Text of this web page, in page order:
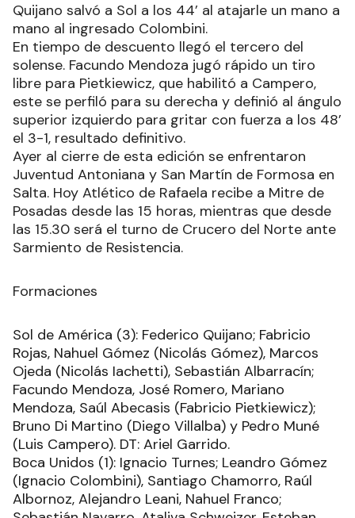
Quijano salvó a Sol a los 44’ al atajarle un mano a
mano al ingresado Colombini.
En tiempo de descuento llegó el tercero del
solense. Facundo Mendoza jugó rápido un tiro
libre para Pietkiewicz, que habilitó a Campero,
este se perfiló para su derecha y definió al ángulo
superior izquierdo para gritar con fuerza a los 48’
el 3-1, resultado definitivo.
Ayer al cierre de esta edición se enfrentaron
Juventud Antoniana y San Martín de Formosa en
Salta. Hoy Atlético de Rafaela recibe a Mitre de
Posadas desde las 15 horas, mientras que desde
las 15.30 será el turno de Crucero del Norte ante
Sarmiento de Resistencia.
Formaciones
Sol de América (3): Federico Quijano; Fabricio
Rojas, Nahuel Gómez (Nicolás Gómez), Marcos
Ojeda (Nicolás Iachetti), Sebastián Albarracín;
Facundo Mendoza, José Romero, Mariano
Mendoza, Saúl Abecasis (Fabricio Pietkiewicz);
Bruno Di Martino (Diego Villalba) y Pedro Muné
(Luis Campero). DT: Ariel Garrido.
Boca Unidos (1): Ignacio Turnes; Leandro Gómez
(Ignacio Colombini), Santiago Chamorro, Raúl
Albornoz, Alejandro Leani, Nahuel Franco;